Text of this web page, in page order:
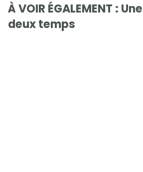
À VOIR ÉGALEMENT :
deux temps